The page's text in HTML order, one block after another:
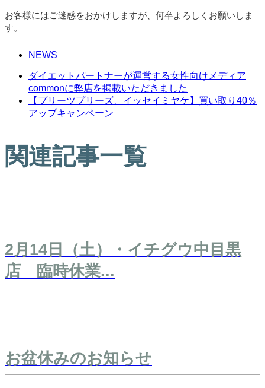
お客様にはご迷惑をおかけしますが、何卒よろしくお願いしま
す。
NEWS
ダイエットパートナーが運営する女性向けメディア
commonに弊店を掲載いただきました
【プリーツプリーズ、イッセイミヤケ】買い取り40％
アップキャンペーン
関連記事一覧
2月14日（土）・イチグウ中目黒
店 臨時休業...
お盆休みのお知らせ